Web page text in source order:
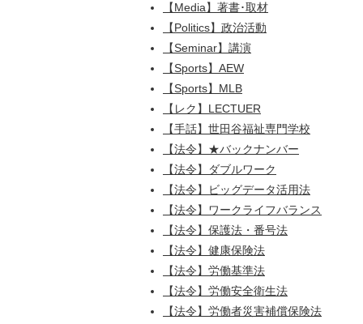
【Media】著書･取材
【Politics】政治活動
【Seminar】講演
【Sports】AEW
【Sports】MLB
【レク】LECTUER
【手話】世田谷福祉専門学校
【法令】★バックナンバー
【法令】ダブルワーク
【法令】ビッグデータ活用法
【法令】ワークライフバランス
【法令】保護法・番号法
【法令】健康保険法
【法令】労働基準法
【法令】労働安全衛生法
【法令】労働者災害補償保険法